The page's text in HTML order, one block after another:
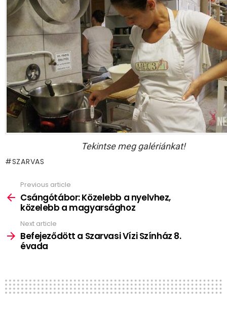
Tekintse meg galériánkat!
SZARVAS
more
Previous article
Csángótábor: Közelebb a nyelvhez,
közelebb a magyarsághoz
Next article
Befejeződött a Szarvasi Vízi Színház 8.
évada